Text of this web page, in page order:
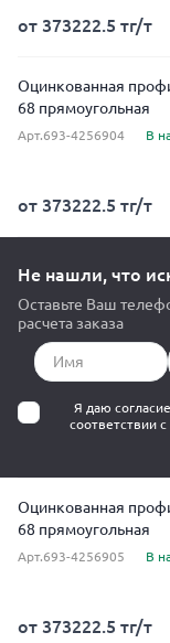
от 373222.5 тг/т
Оцинкованная
68 прямоугольная
Арт.693-4256904 В
от 373222.5 тг/т
Не нашли, что
Оставьте Ваш
расчета заказа
Я даю
соответствии с
Оцинкованная
68 прямоугольная
Арт.693-4256905 В
от 373222.5 тг/т